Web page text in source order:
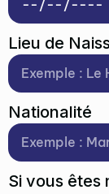
Lieu de
Nationalité
Si vous êtes